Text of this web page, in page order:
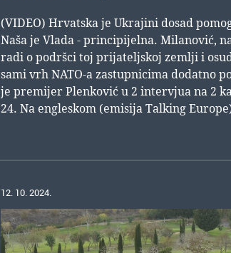
(VIDEO) Hrvatska je Ukrajini dosad
Naša je Vlada - principijelna. Milanović,
radi o podršci toj prijateljskoj zemlji i
sami vrh NATO-a zastupnicima dodatno
je premijer Plenković u 2 intervjua na 2
24. Na engleskom (emisija Talking
12. 10. 2024.